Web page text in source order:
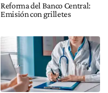
Reforma del Banco Central:
Emisión con grilletes